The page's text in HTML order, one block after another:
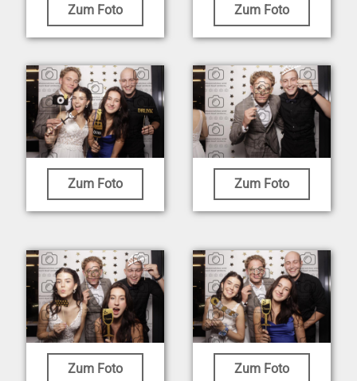
Zum Foto Zum Foto
Zum Foto Zum Foto
Zum Foto Zum Foto